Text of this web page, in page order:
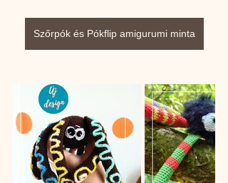
Szőrpók és Pókflip amigurumi minta